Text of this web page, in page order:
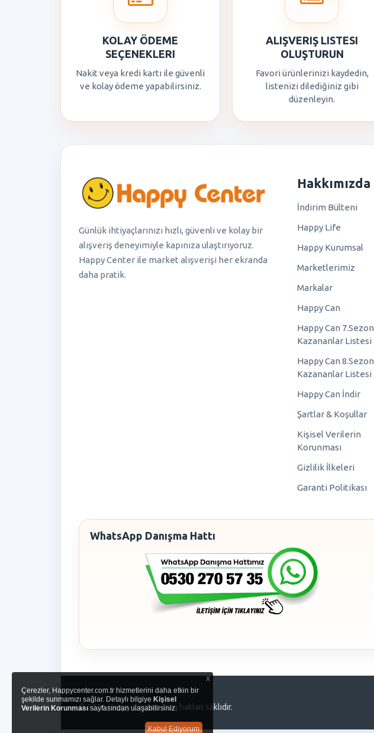
KOLAY ÖDEME
SEÇENEKLERI
Nakit veya kredi kartı ile güvenli
ve kolay ödeme yapabilirsiniz.
ALIŞVERIŞ LISTESI
OLUŞTURUN
Favori ürünlerinizi kaydedin,
listenizi dilediğiniz gibi
düzenleyin.
Günlük ihtiyaçlarınızı hızlı, güvenli ve kolay bir
alışveriş deneyimiyle kapınıza ulaştırıyoruz.
Happy Center ile market alışverişi her ekranda
daha pratik.
Hakkımızda
İndirim Bülteni
Happy Life
Happy Kurumsal
Marketlerimiz
Markalar
Happy Can
Happy Can 7.Sezon
Kazananlar Listesi
Happy Can 8.Sezon
Kazananlar Listesi
Happy Can İndir
Şartlar & Koşullar
Kişisel Verilerin
Korunması
Gizlilik İlkeleri
Garanti Politikası
WhatsApp Danışma Hattı
© 2026 Happy Center. Tüm hakları saklıdır.
x
Çerezler, Happycenter.com.tr hizmetlerini daha etkin bir
şekilde sunmamızı sağlar. Detaylı bilgiye Kişisel
Verilerin Korunmasısayfasından ulaşabilirsiniz.
Kabul Ediyorum